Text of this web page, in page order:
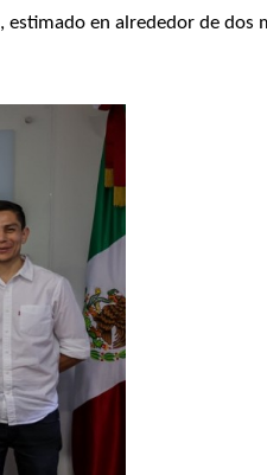
estimado en alrededor de dos